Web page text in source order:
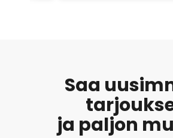
Saa
ja paljon